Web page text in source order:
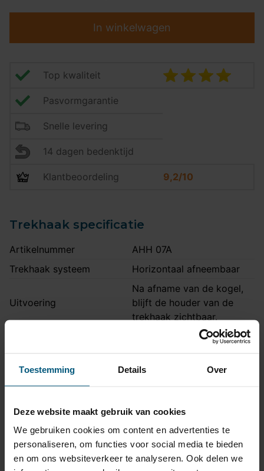
Toestemming Details Over
Deze website maakt gebruik van cookies
We gebruiken cookies om content en advertenties te
personaliseren, om functies voor social media te bieden
en om ons websiteverkeer te analyseren. Ook delen we
In winkelwagen
Top kwaliteit
Pasvormgarantie
Snelle levering
14 dagen bedenktijd
Klantbeoordeling 9,2/10
Trekhaak specificatie
Artikelnummer
AHH 07A
Trekhaak systeem
Horizontaal afneembaar
Uitvoering
Na afname van de kogel,
blijft de houder van de
trekhaak zichtbaar.
Europees keurmerk
Ja
Uitsnede zichtbaar
Nee
Montagetijd
1 uur 30 minuten
Ook voor fietsendrager